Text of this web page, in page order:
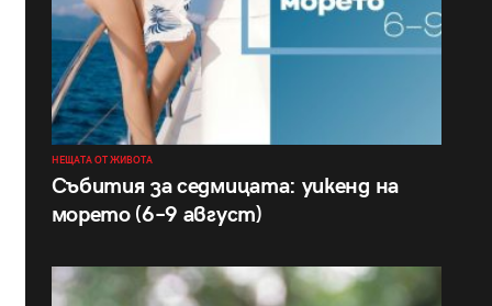
НЕЩАТА ОТ ЖИВОТА
Събития за седмицата: уикенд на
морето (6–9 август)